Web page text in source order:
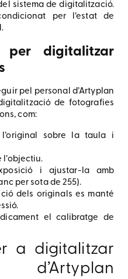
sistema de digitalització.
per l’estat de
per digitalitzar
pel personal d’Artyplan
de fotografies
com:
sobre la taula i
l’objectiu.
i ajustar-la amb
per sota de 255).
dels originals es manté
el calibratge de
a digitalitzar